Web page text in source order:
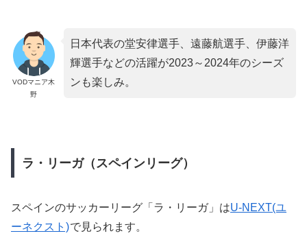
VODマニア木
野
日本代表の堂安律選手、遠藤航選手、伊藤洋
輝選手などの活躍が2023～2024年のシーズ
ンも楽しみ。
ラ・リーガ（スペインリーグ）
スペインのサッカーリーグ「ラ・リーガ」はU-NEXT(ユ
ーネクスト)で見られます。